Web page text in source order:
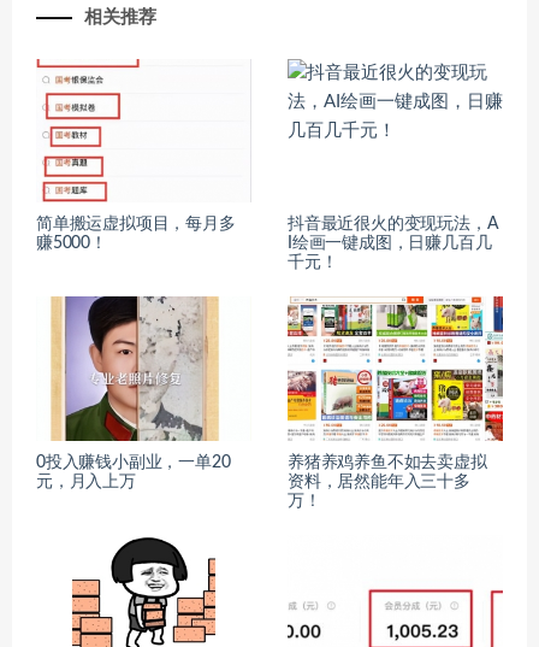
相关推荐
简单搬运虚拟项目，每月多
赚5000！
抖音最近很火的变现玩法，A
I绘画一键成图，日赚几百几
千元！
0投入赚钱小副业，一单20
元，月入上万
养猪养鸡养鱼不如去卖虚拟
资料，居然能年入三十多
万！